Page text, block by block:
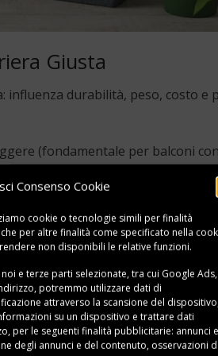
Consenso Cookie
cookie o tecnologie simili per finalità
per altre finalità come specificato nella
non disponibili le relative funzioni.
e terze parti selezionate, tra cui Google
, potremmo utilizzare dati di
attraverso la scansione del
su un dispositivo e trattare dati
per le seguenti finalità pubblicitarie: annunci e
degli annunci e del contenuto, osservazioni
Giusta
influenza durabilità, peso, costo e
(fondamentale per balconi
e spesso includono sottovaso
Quelle di bassa qualità si
UV.
delle radici,
balcone), si scheggia facilmente
che amano l’asciutto.
buon isolamento. Richiede però
e pioggia, e non è